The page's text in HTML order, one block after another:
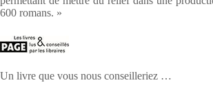
600 romans. »
Un livre que vous nous conseilleriez …